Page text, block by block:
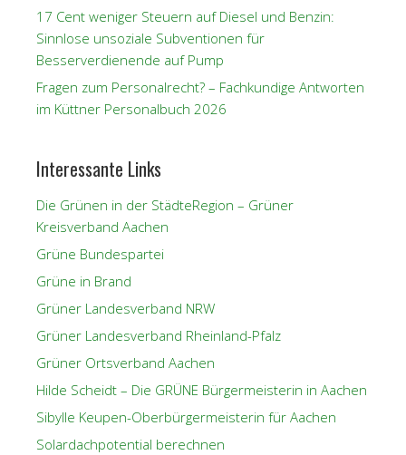
17 Cent weniger Steuern auf Diesel und Benzin:
Sinnlose unsoziale Subventionen für
Besserverdienende auf Pump
Fragen zum Personalrecht? – Fachkundige Antworten
im Küttner Personalbuch 2026
Interessante Links
Die Grünen in der StädteRegion – Grüner
Kreisverband Aachen
Grüne Bundespartei
Grüne in Brand
Grüner Landesverband NRW
Grüner Landesverband Rheinland-Pfalz
Grüner Ortsverband Aachen
Hilde Scheidt – Die GRÜNE Bürgermeisterin in Aachen
Sibylle Keupen-Oberbürgermeisterin für Aachen
Solardachpotential berechnen